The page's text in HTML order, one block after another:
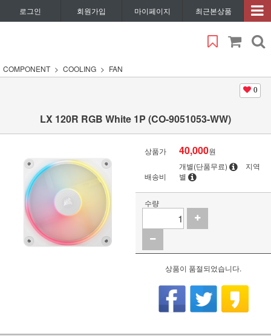
로그인 회원가입 마이페이지 최근본상품
COMPONENT COOLING FAN
0
LX 120R RGB White 1P (CO-9051053-WW)
상품가 40,000원
배송비
개별(단품무료)
지역
별
수량
상품이 품절되었습니다.